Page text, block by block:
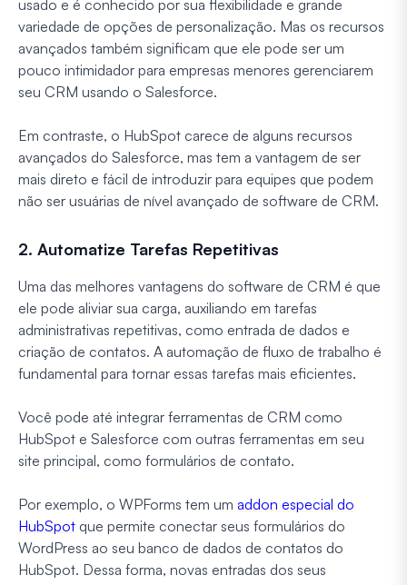
usado e é conhecido por sua flexibilidade e grande
variedade de opções de personalização. Mas os recursos
avançados também significam que ele pode ser um
pouco intimidador para empresas menores gerenciarem
seu CRM usando o Salesforce.
Em contraste, o HubSpot carece de alguns recursos
avançados do Salesforce, mas tem a vantagem de ser
mais direto e fácil de introduzir para equipes que podem
não ser usuárias de nível avançado de software de CRM.
2. Automatize Tarefas Repetitivas
Uma das melhores vantagens do software de CRM é que
ele pode aliviar sua carga, auxiliando em tarefas
administrativas repetitivas, como entrada de dados e
criação de contatos. A automação de fluxo de trabalho é
fundamental para tornar essas tarefas mais eficientes.
Você pode até integrar ferramentas de CRM como
HubSpot e Salesforce com outras ferramentas em seu
site principal, como formulários de contato.
Por exemplo, o WPForms tem um addon especial do
HubSpot que permite conectar seus formulários do
WordPress ao seu banco de dados de contatos do
HubSpot. Dessa forma, novas entradas dos seus